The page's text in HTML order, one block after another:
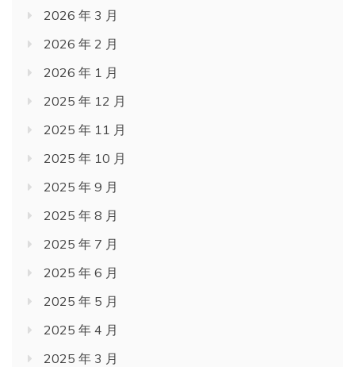
2026 年 3 月
2026 年 2 月
2026 年 1 月
2025 年 12 月
2025 年 11 月
2025 年 10 月
2025 年 9 月
2025 年 8 月
2025 年 7 月
2025 年 6 月
2025 年 5 月
2025 年 4 月
2025 年 3 月